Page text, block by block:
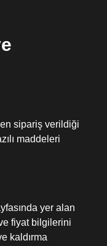
sipariş verildiği
maddeleri
yer alan
fiyat bilgilerini
kaldırma